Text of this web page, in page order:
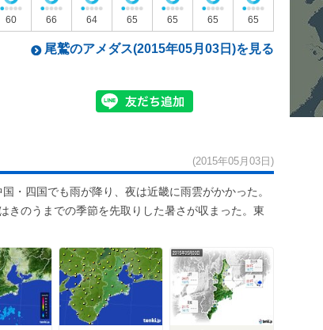
60 66 64 65 65 65 65
尾鷲のアメダス(2015年05月03日)を見る
(2015年05月03日)
・四国でも雨が降り、夜は近畿に雨雲がかかった。
きのうまでの季節を先取りした暑さが収まった。東